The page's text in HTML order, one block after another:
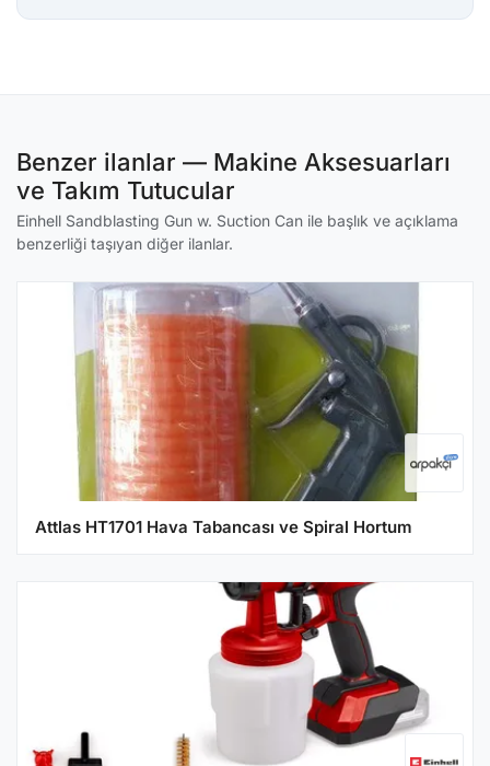
Benzer ilanlar — Makine Aksesuarları
ve Takım Tutucular
Einhell Sandblasting Gun w. Suction Can ile başlık ve açıklama
benzerliği taşıyan diğer ilanlar.
Attlas HT1701 Hava Tabancası ve Spiral Hortum